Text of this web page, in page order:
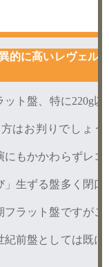
的に高いレヴェル
ト盤、特に220g以
はお判りでしょう
もかかわらずレコ
生ずる盤多く閉口
ラット盤ですがこ
前盤としては既に